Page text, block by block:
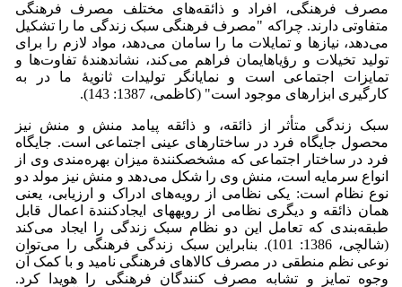
مصرف فرهنگی، افراد و ذائقه‌های مختلف مصرف فرهنگی
متفاوتی دارند. چراکه "مصرف فرهنگی سبک زندگی ما را تشکیل
می‌دهد، نیازها و تمایلات ما را سامان می‌دهد، مواد لازم را برای
تولید تخیلات و رؤیاهایمان فراهم می‌کند، نشان­دهندۀ تفاوت‌ها و
تمایزات اجتماعی است و نمایانگر تولیدات ثانویۀ ما در به
کارگیری ابزارهای موجود است" (کاظمی، 1387: 143).
سبک زندگی متأثر از ذائقه، و ذائقه پیامد منش و منش نیز
محصول جایگاه فرد در ساختارهای عینی اجتماعی است. جایگاه
فرد در ساختار اجتماعی که مشخص­کنندة میزان بهره‌مندی وی از
انواع سرمایه است، منش وی را شکل می‌دهد و منش نیز مولد دو
نوع نظام است: یکی نظامی از رویه‌های ادراک و ارزیابی، یعنی
همان ذائقه و دیگری نظامی از رویه­های ایجادکنندة اعمال قابل
طبقه‌بندی که تعامل این دو نظام سبک زندگی را ایجاد می‌کند
(شالچی، 1386: 101). بنابراین سبک زندگى فرهنگى را مى‌توان
نوعى نظم منطقى در مصرف کالاهاى فرهنگى نامید و با کمک آن
وجوه تمایز و تشابه مصرف کنندگان فرهنگى را هویدا کرد.